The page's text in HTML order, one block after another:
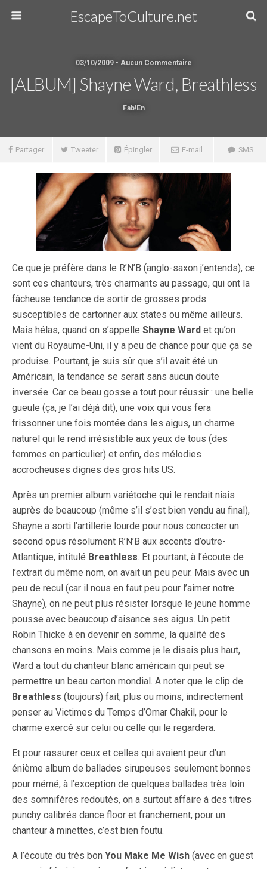
EscapeToCulture.net
03/10/2009 • Aucun Commentaire
[ALBUM] Shayne Ward, Breathless
Fab!en
Partager Tweeter Épingler E-mail SMS
Ce que je préfère dans le R’N’B (anglo-saxon j’entends), ce
sont ces chanteurs, très charmants au passage, qui ont la
fâcheuse tendance de sortir de grosses prods
susceptibles de cartonner aux states ou même ailleurs.
Mais hélas, quand on s’appelle Shayne Ward et qu’on
vient du Royaume-Uni, il y a peu de chance pour que ça se
produise. Pourtant, je suis sûr que s’il avait été un
Américain, la tendance se serait sans aucun doute
inversée. Car ce beau gosse a tout pour réussir : une belle
gueule (ça, je l’ai déjà dit), une voix qui vous fera
frissonner une fois montée dans les aigus, un charme
naturel qui le rend irrésistible aux yeux de tous (des
femmes en particulier) et enfin, des mélodies
accrocheuses dignes des gros hits US.
Après un premier album variétoche qui le rendait niais
auprès de beaucoup (même s’il s’est bien vendu au final),
Shayne a sorti l’artillerie lourde pour nous concocter un
second opus résolument R’N’B aux accents d’outre-
Atlantique, intitulé Breathless. Et pourtant, à l’écoute de
l’extrait du même nom, on avait un peu peur. Mais avec un
peu de recul (car il nous en faut peu pour l’aimer notre
Shayne), on ne peut plus résister lorsque le jeune homme
pousse avec beaucoup d’aisance ses aigus. Un petit
Robin Thicke à en devenir en somme, la qualité des
chansons en moins. Mais comme je le disais plus haut,
Ward a tout du chanteur blanc américain qui peut se
permettre un beau carton mondial. A noter que le clip de
Breathless (toujours) fait, plus ou moins, indirectement
penser au Victimes du Temps d’Omar Chakil, pour le
charme exercé sur celui ou celle qui le regardera.
Et pour rassurer ceux et celles qui avaient peur d’un
énième album de ballades sirupeuses seulement bonnes
pour mémé, à l’exception de quelques ballades très loin
des somnifères redoutés, on a surtout affaire à des titres
punchy calibrés dance floor et franchement, pour un
chanteur à minettes, c’est bien foutu.
A l’écoute du très bon You Make Me Wish (avec en guest